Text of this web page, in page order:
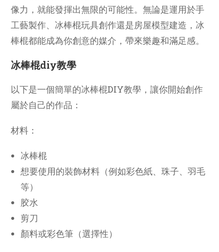
像力，就能發揮出無限的可能性。無論是運用於手
工藝製作、冰棒棍玩具創作還是房屋模型建造，冰
棒棍都能成為你創意的媒介，帶來樂趣和滿足感。
冰棒棍diy教學
以下是一個簡單的冰棒棍DIY教學，讓你開始創作
屬於自己的作品：
材料：
冰棒棍
想要使用的裝飾材料（例如彩色紙、珠子、羽毛
等）
胶水
剪刀
顏料或彩色筆（選擇性）